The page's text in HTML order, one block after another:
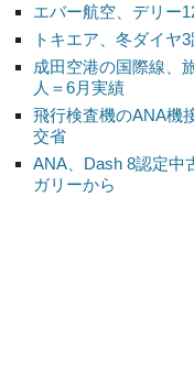
エバー航空、デリー
トキエア、冬ダイ
成田空港の国際線、
人＝6月実績
飛行検査機のANA機
交省
ANA、Dash 8認定
ガリーから